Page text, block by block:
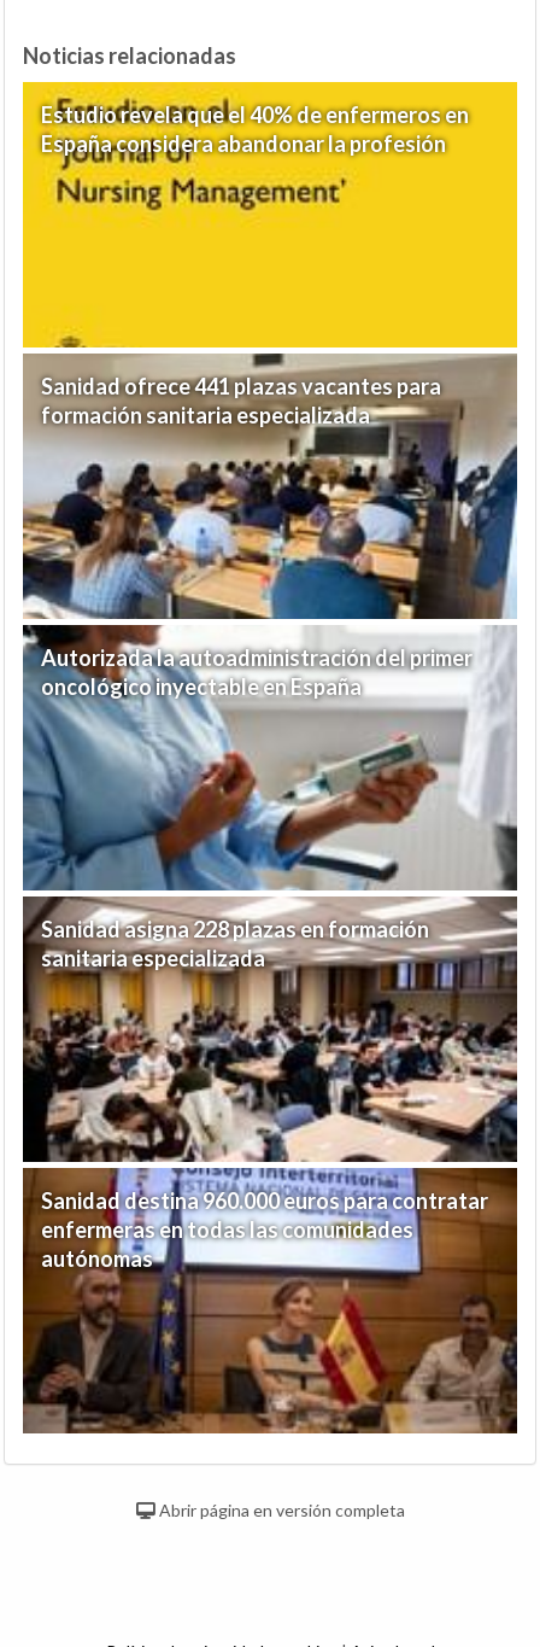
Noticias relacionadas
Estudio revela que el 40% de enfermeros en
España considera abandonar la profesión
Sanidad ofrece 441 plazas vacantes para
formación sanitaria especializada
Autorizada la autoadministración del primer
oncológico inyectable en España
Sanidad asigna 228 plazas en formación
sanitaria especializada
Sanidad destina 960.000 euros para contratar
enfermeras en todas las comunidades
autónomas
Abrir página en versión completa